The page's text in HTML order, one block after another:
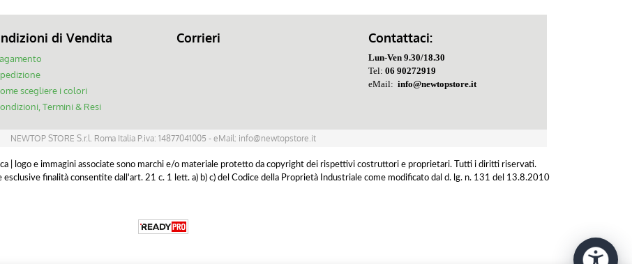
di Vendita
scegliere i colori
Termini & Resi
Corrieri Contattaci:
Lun-Ven 9.30/18.30
Tel: 06 90272919
eMail: info@newtopstore.it
NEWTOP STORE S.r.l. Roma Italia P.iva: 14877041005 - eMail: info@newtopstore.it
| logo e immagini associate sono marchi e/o materiale protetto da copyright dei rispettivi costruttori e proprietari. Tutti i diritti riservati.
finalità consentite dall'art. 21 c. 1 lett. a) b) c) del Codice della Proprietà Industriale come modificato dal d. lg. n. 131 del 13.8.2010